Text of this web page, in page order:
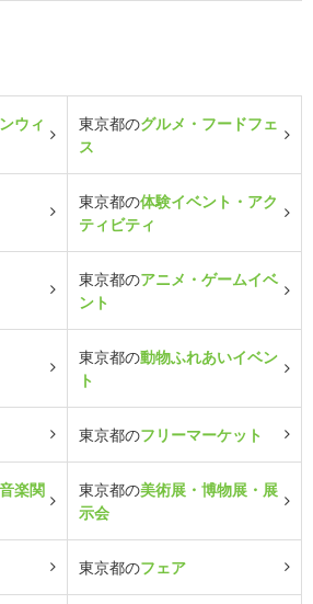
ウィ
東京都のグルメ・フードフェ
ス
東京都の体験イベント・アク
ティビティ
東京都のアニメ・ゲームイベ
ント
東京都の動物ふれあいイベン
ト
東京都のフリーマーケット
楽関
東京都の美術展・博物展・展
示会
東京都のフェア